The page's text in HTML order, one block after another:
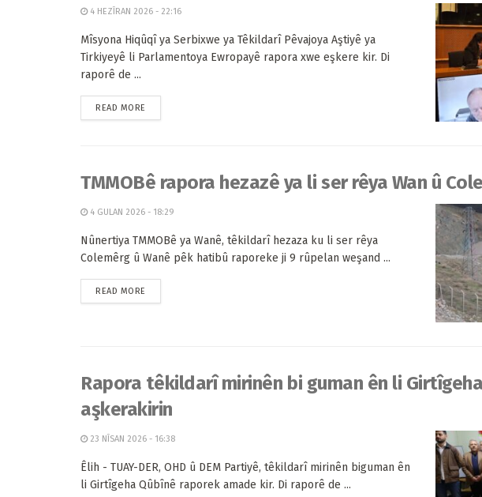
4 HEZÎRAN 2026 - 22:16
Mîsyona Hiqûqî ya Serbixwe ya Têkildarî Pêvajoya Aştiyê ya
Tirkiyeyê li Parlamentoya Ewropayê rapora xwe eşkere kir. Di
raporê de ...
READ MORE
TMMOBê rapora hezazê ya li ser rêya Wan û
4 GULAN 2026 - 18:29
Nûnertiya TMMOBê ya Wanê, têkildarî hezaza ku li ser rêya
Colemêrg û Wanê pêk hatibû raporeke ji 9 rûpelan weşand ...
READ MORE
Rapora têkildarî mirinên bi guman ên li
aşkerakirin
23 NÎSAN 2026 - 16:38
Êlih - TUAY-DER, OHD û DEM Partiyê, têkildarî mirinên biguman ên
li Girtîgeha Qûbînê raporek amade kir. Di raporê de ...